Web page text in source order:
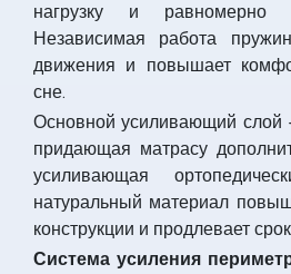
нагрузку и равномерно
Независимая работа
движения и повышает
сне.
Основной усиливающий слой
придающая матрасу
усиливающая
натуральный материал
конструкции и продлевает
Система усиления